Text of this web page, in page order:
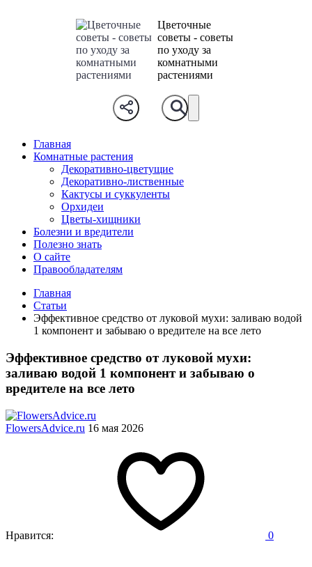
Цветочные
советы - советы
по уходу за
комнатными
растениями
Главная
Комнатные растения
Декоративно-цветущие
Декоративно-лиственные
Кактусы и суккуленты
Орхидеи
Цветы-хищники
Болезни и вредители
Полезно знать
О сайте
Правообладателям
Главная
Статьи
Эффективное средство от луковой мухи: заливаю водой
1 компонент и забываю о вредителе на все лето
Эффективное средство от луковой мухи:
заливаю водой 1 компонент и забываю о
вредителе на все лето
FlowersAdvice.ru 16 мая 2026
Нравится: 0